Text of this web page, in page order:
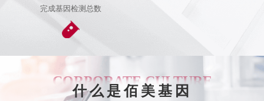
完成基因检测总数
CORPORATE CULTURE
什么是佰美基因